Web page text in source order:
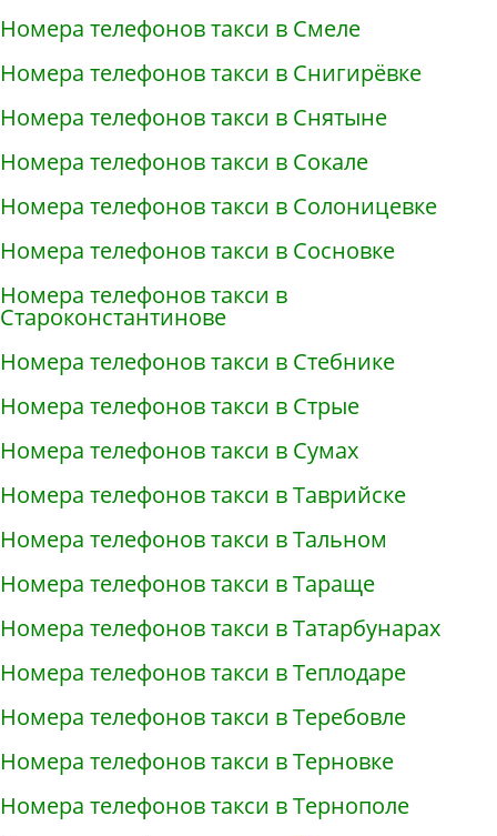
Номера телефонов такси в Смеле
Номера телефонов такси в Снигирёвке
Номера телефонов такси в Снятыне
Номера телефонов такси в Сокале
Номера телефонов такси в Солоницевке
Номера телефонов такси в Сосновке
Номера телефонов такси в
Староконстантинове
Номера телефонов такси в Стебнике
Номера телефонов такси в Стрые
Номера телефонов такси в Сумах
Номера телефонов такси в Таврийске
Номера телефонов такси в Тальном
Номера телефонов такси в Тараще
Номера телефонов такси в Татарбунарах
Номера телефонов такси в Теплодаре
Номера телефонов такси в Теребовле
Номера телефонов такси в Терновке
Номера телефонов такси в Тернополе